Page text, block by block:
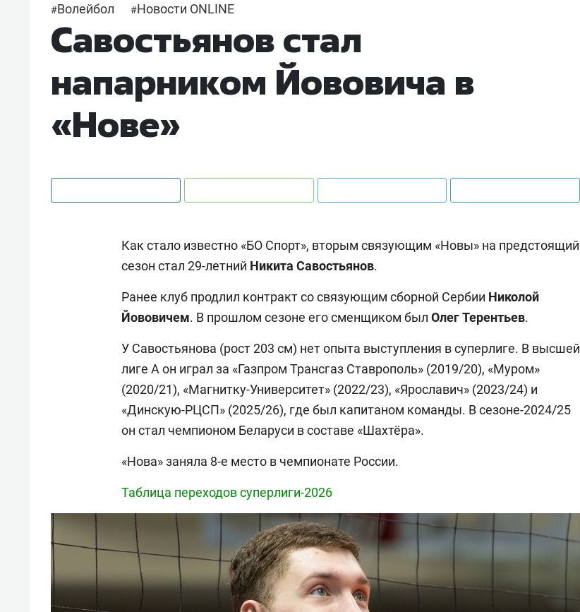
#Волейбол #Новости ONLINE
Савостьянов стал
напарником Йововича в
«Нове»
Как стало известно «БО Спорт», вторым связующим «Новы» на предстоящий
сезон стал 29-летний Никита Савостьянов.
Ранее клуб продлил контракт со связующим сборной Сербии Николой
Йововичем. В прошлом сезоне его сменщиком был ОлегТерентьев.
У Савостьянова (рост 203 см) нет опыта выступления в суперлиге. В высшей
лиге А он играл за «Газпром Трансгаз Ставрополь» (2019/20), «Муром»
(2020/21), «Магнитку-Университет» (2022/23), «Ярославич» (2023/24) и
«Динскую-РЦСП» (2025/26), где был капитаном команды. В сезоне-2024/25
он стал чемпионом Беларуси в составе «Шахтёра».
«Нова» заняла 8-е место в чемпионате России.
Таблица переходов суперлиги-2026